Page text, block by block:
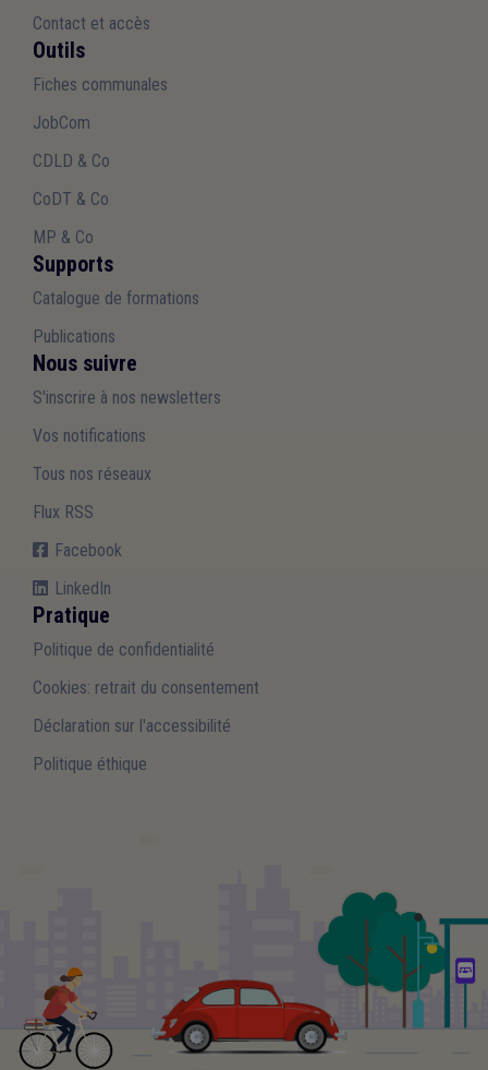
Contact et accès
Outils
Fiches communales
JobCom
CDLD & Co
CoDT & Co
MP & Co
Supports
Catalogue de formations
Publications
Nous suivre
S'inscrire à nos newsletters
Vos notifications
Tous nos réseaux
Flux RSS
Facebook
LinkedIn
Pratique
Politique de confidentialité
Cookies: retrait du consentement
Déclaration sur l'accessibilité
Politique éthique